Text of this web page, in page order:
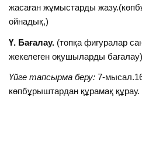
жасаған жұмыстарды
ойнадық,)
Ү. Бағалау. (топқа фигуралар
жекелеген оқушыларды бағалау)
Үйге тапсырма беру: 7-
көпбұрыштардан құрамақ құрау.